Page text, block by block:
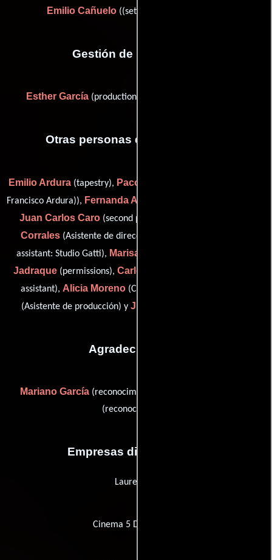
Emilio Cañuelo((settings)) y
Gestión de producción
Esther García (production manager (as Ester García))
Otras personas que participaron
Emilio Ardura(tapestry), Paco Ardura
Francisco Ardura)), Fernanda Arnal
Juan Carlos Caro(second production assistant),
Corrales(Asistente de dirección),
assistant: Studio Gatti), Marisa Ibarra
Jadraque(permissions), Carlos Lázaro
assistant), Alicia Moreno(Cajero),
(Asistente de producción) y Juan Gatti
Agradecimientos
Mariano García (reconocimiento) y
(reconocimiento)
Empresas distribuidoras
Laurenfilm
Cinema 5 Distributing